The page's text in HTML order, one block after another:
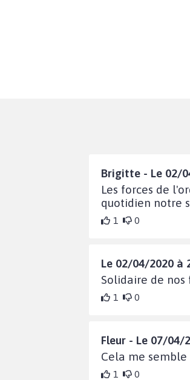
Brigitte - Le 02/
Les forces de
quotidien notre
1 0
Le 02/04/2020 à
Solidaire de nos
1 0
Fleur - Le 07/04/
Cela me
1 0